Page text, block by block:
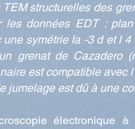
TEM structurelles des
les données EDT :
symétrie Ia -3 d et I
grenat de Cazadero
est compatible avec
jumelage est dû à une
électronique